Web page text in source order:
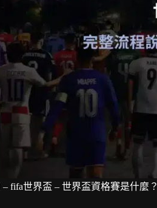
–fifa世界盃 –世界盃資格賽是什麼？